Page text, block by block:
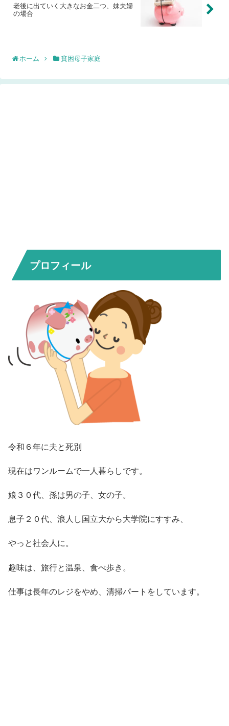
老後に出ていく大きなお金二つ、妹夫婦
の場合
ホーム 貧困母子家庭
プロフィール
令和６年に夫と死別
現在はワンルームで一人暮らしです。
娘３０代、孫は男の子、女の子。
息子２０代、浪人し国立大から大学院にすすみ、
やっと社会人に。
趣味は、旅行と温泉、食べ歩き。
仕事は長年のレジをやめ、清掃パートをしています。